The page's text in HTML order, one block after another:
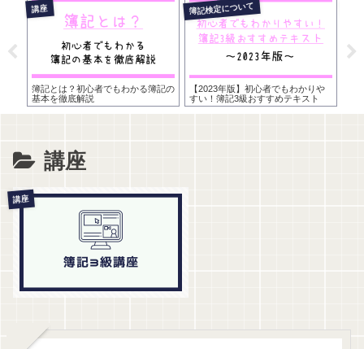
講座
簿記とは？初心者でもわかる簿記の
基本を徹底解説
簿記検定について
【2023年版】初心者でもわかりや
すい！簿記3級おすすめテキスト
講座
講座